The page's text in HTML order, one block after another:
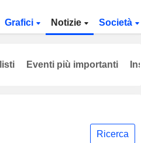
Grafici Notizie Società
Ricerca
Eventi più importanti